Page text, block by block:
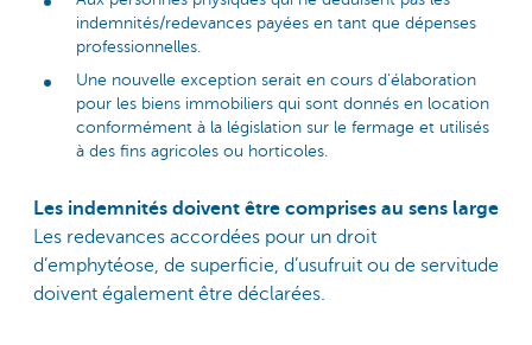
indemnités/redevances payées en tant que dépenses
professionnelles.
Une nouvelle exception serait en cours d'élaboration
pour les biens immobiliers qui sont donnés en location
conformément à la législation sur le fermage et utilisés
à des fins agricoles ou horticoles.
Les indemnités doivent être comprises au sens large
Les redevances accordées pour un droit
d’emphytéose, de superficie, d’usufruit ou de servitude
doivent également être déclarées.